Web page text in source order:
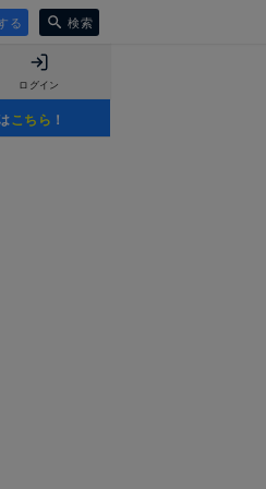
る 検索
ログイン
こちら ！